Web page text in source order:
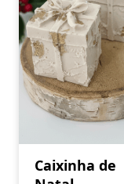
Caixinha de